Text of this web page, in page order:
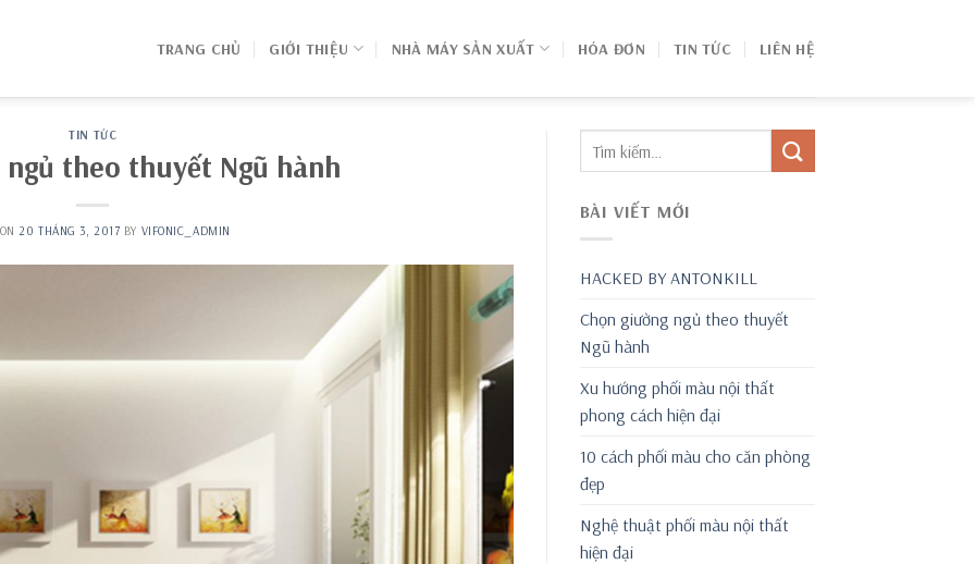
TRANG CHỦ GIỚI THIỆU NHÀ MÁY SẢN XUẤT HÓA ĐƠN TIN TỨC LIÊN HỆ
TIN TỨC
ngủ theo thuyết Ngũ hành
20 THÁNG 3, 2017 BY VIFONIC_ADMIN
BÀI VIẾT MỚI
HACKED BY ANTONKILL
Chọn giường ngủ theo thuyết
Ngũ hành
Xu hướng phối màu nội thất
phong cách hiện đại
10 cách phối màu cho căn phòng
đẹp
Nghệ thuật phối màu nội thất
hiện đại